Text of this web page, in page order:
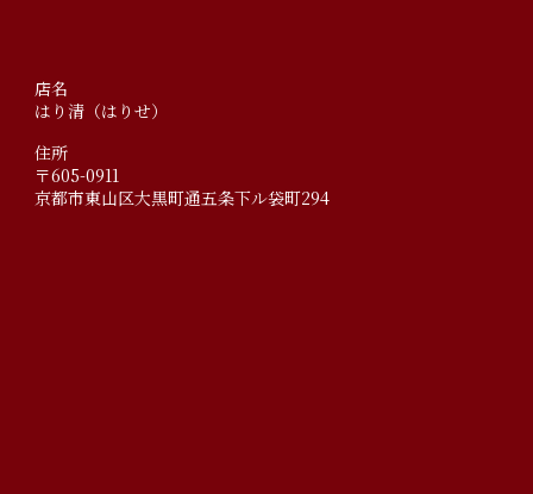
店名
はり清（はりせ）
住所
〒605-0911
京都市東山区大黒町通五条下ル袋町294